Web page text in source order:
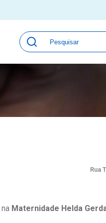
Unidades
Qualidade e
Pesquisa
Pronto
Rua
Maternidade Helda